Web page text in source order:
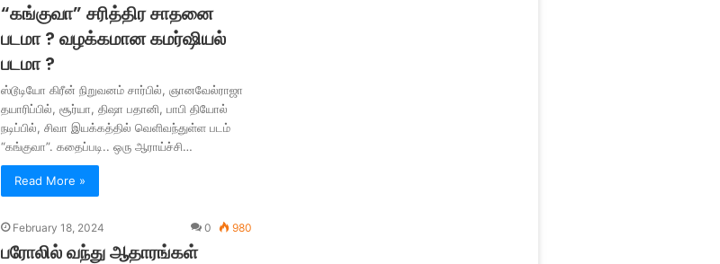
“கங்குவா” சரித்திர சாதனை
படமா ? வழக்கமான கமர்ஷியல்
படமா ?
ஸ்டூடியோ கிரீன் நிறுவனம் சார்பில், ஞானவேல்ராஜா
தயாரிப்பில், சூர்யா, திஷா பதானி, பாபி தியோல்
நடிப்பில், சிவா இயக்கத்தில் வெளிவந்துள்ள படம்
“கங்குவா”. கதைப்படி.. ஒரு ஆராய்ச்சி…
Read More »
February 18, 2024 0 980
பரோலில் வந்து ஆதாரங்கள்